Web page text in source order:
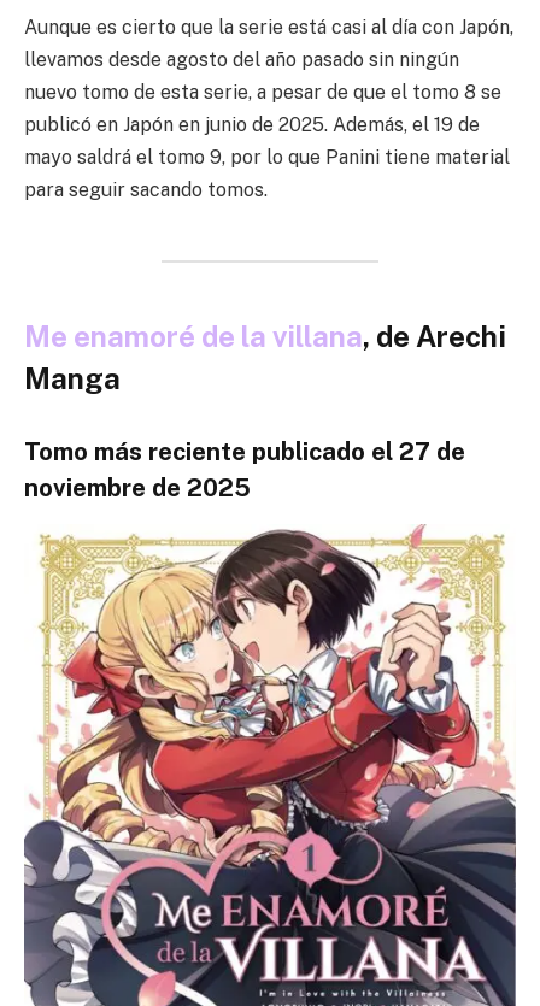
Aunque es cierto que la serie está casi al día con Japón,
llevamos desde agosto del año pasado sin ningún
nuevo tomo de esta serie, a pesar de que el tomo 8 se
publicó en Japón en junio de 2025. Además, el 19 de
mayo saldrá el tomo 9, por lo que Panini tiene material
para seguir sacando tomos.
Me enamoré de la villana, de Arechi
Manga
Tomo más reciente publicado el 27 de
noviembre de 2025